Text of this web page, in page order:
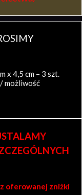
x 4,5 cm – 3 szt.
możliwość
oferowanej zniżki